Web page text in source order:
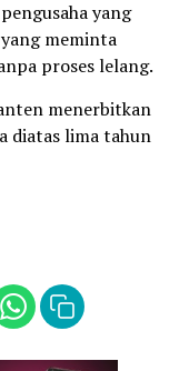
yang
meminta
proses lelang.
menerbitkan
diatas lima tahun